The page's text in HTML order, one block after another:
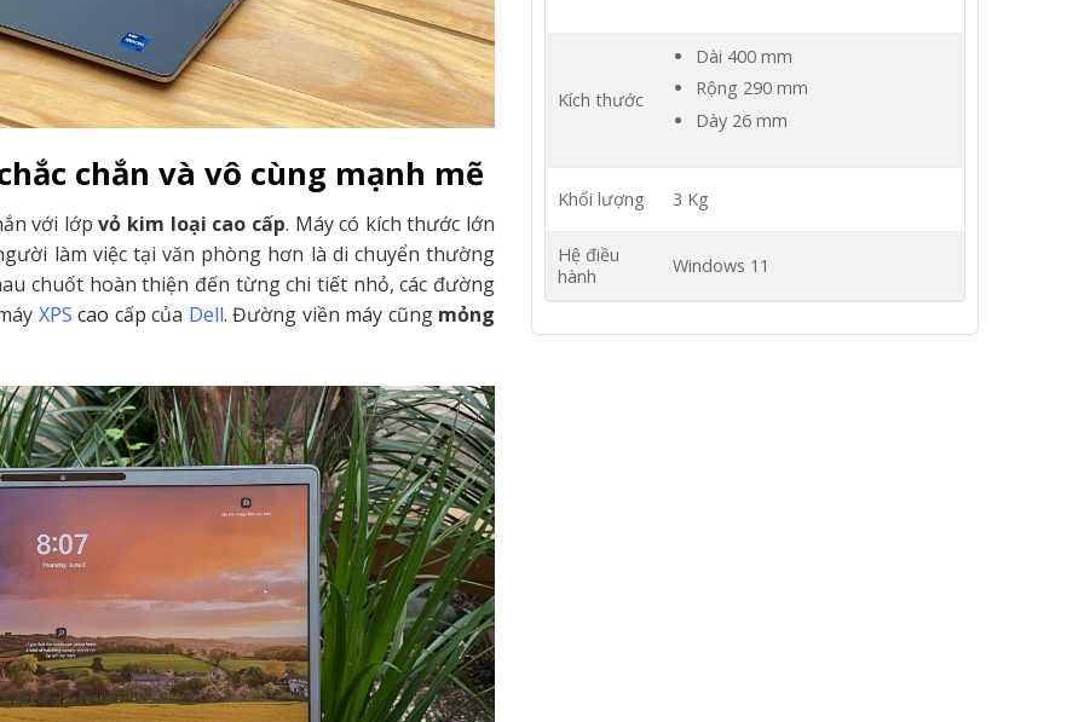
chắn và vô cùng mạnh mẽ
với lớpvỏ kim loại cao cấp. Máy có kích thước lớn
làm việc tại văn phòng hơn là di chuyển thường
chuốt hoàn thiện đến từng chi tiết nhỏ, các đường
XPS cao cấp của Dell. Đường viền máy cũng mỏng
Kích thước
Dài 400 mm
Rộng 290 mm
Dày 26 mm
Khối lượng 3 Kg
Hệ điều
hành
Windows 11